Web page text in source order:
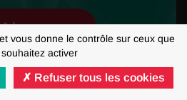
vous donne le contrôle sur ceux que
activer
Refuser tous les cookies